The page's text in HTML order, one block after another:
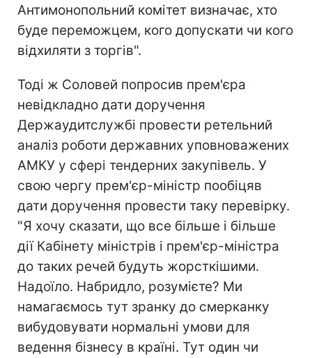
Антимонопольний комітет визначає, хто
буде переможцем, кого допускати чи кого
відхиляти з торгів".
Тоді ж Соловей попросив прем'єра
невідкладно дати доручення
Держаудитслужбі провести ретельний
аналіз роботи державних уповноважених
АМКУ у сфері тендерних закупівель. У
свою чергу прем'єр-міністр пообіцяв
дати доручення провести таку перевірку.
"Я хочу сказати, що все більше і більше
дії Кабінету міністрів і прем'єр-міністра
до таких речей будуть жорсткішими.
Надоїло. Набридло, розумієте? Ми
намагаємось тут зранку до смерканку
вибудовувати нормальні умови для
ведення бізнесу в країні. Тут один чи